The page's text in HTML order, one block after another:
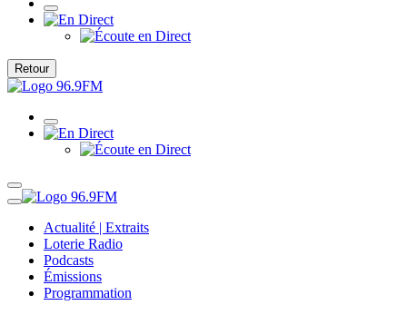
Retour
Actualité | Extraits
Loterie Radio
Podcasts
Émissions
Programmation